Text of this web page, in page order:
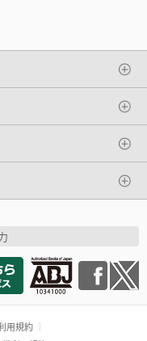
用規約